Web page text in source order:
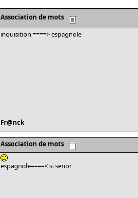
Association de mots
inquisition ====> espagnole
Fr@nck
Association de mots
espagnole====< si senor